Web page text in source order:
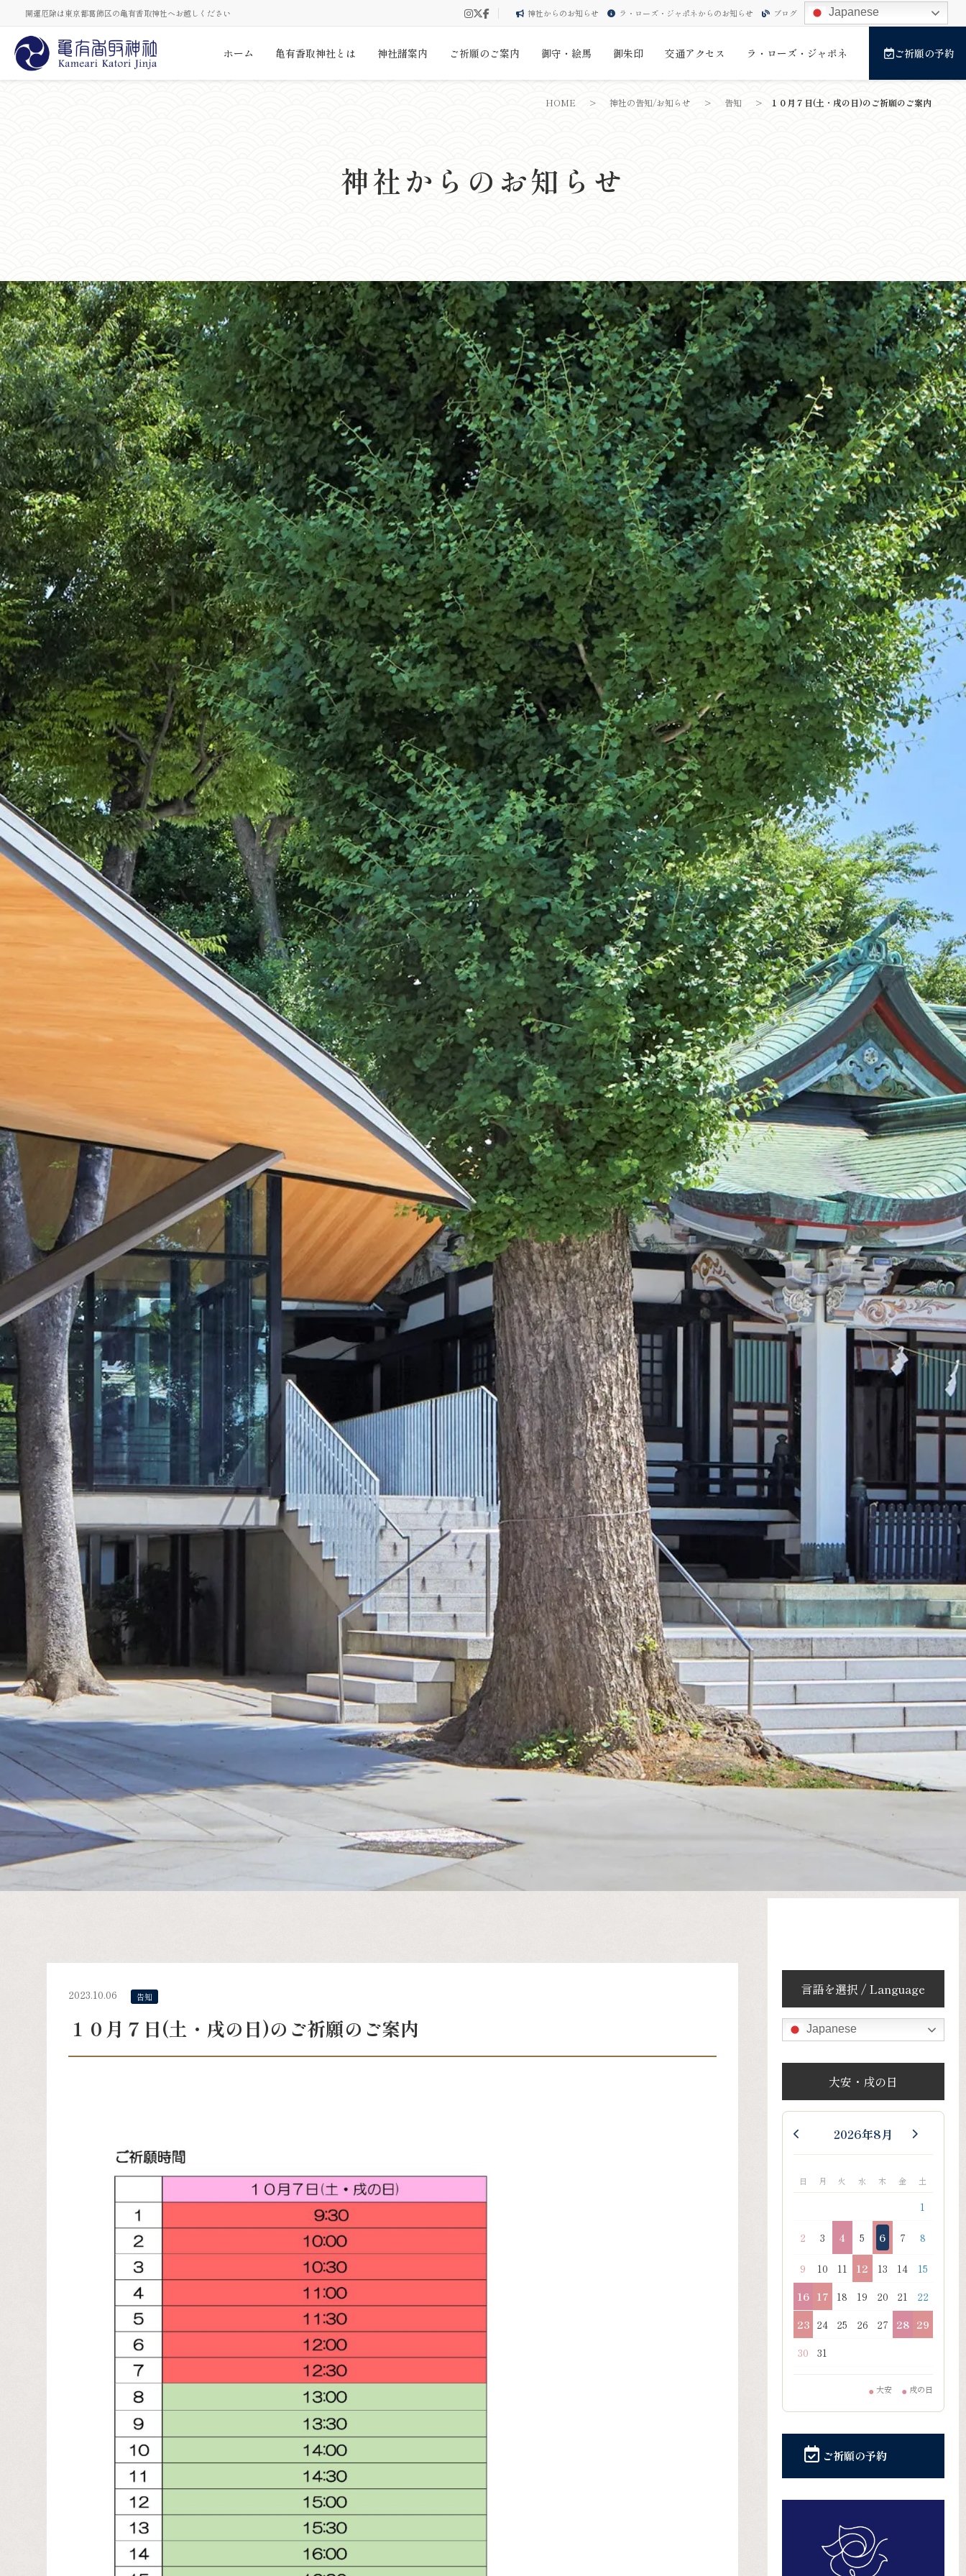
開運厄除は東京都葛飾区の亀有香取神社へお越しください 神社からのお知らせ ラ・ローズ・ジャポネからのお知らせ ブログ Japanese
ホーム 亀有香取神社とは 神社諸案内 ご祈願のご案内 御守・絵馬 御朱印 交通アクセス ラ・ローズ・ジャポネ ご祈願の予約
神社からのお知らせ
HOME > 神社の告知/お知らせ > 告知 > １０月７日(土・戌の日)のご祈願のご案内
2023.10.06 告知
１０月７日(土・戌の日)のご祈願のご案内
言語を選択 / Language
Japanese
大安・戌の日
2026年8月
日 月 火 水 木 金 土
1
2 3 4 5 6 7 8
9 10 11 12 13 14
15
16 17 18 19 20 21
22
23 24 25 26 27 28 29
30
31
● 大安 ● 戌の日
ご祈願の予約